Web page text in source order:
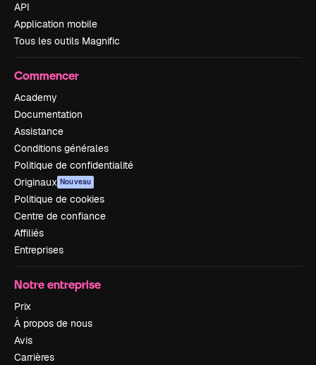
API
Application mobile
Tous les outils Magnific
Commencer
Academy
Documentation
Assistance
Conditions générales
Politique de confidentialité
Originaux Nouveau
Politique de cookies
Centre de confiance
Affiliés
Entreprises
Notre entreprise
Prix
À propos de nous
Avis
Carrières